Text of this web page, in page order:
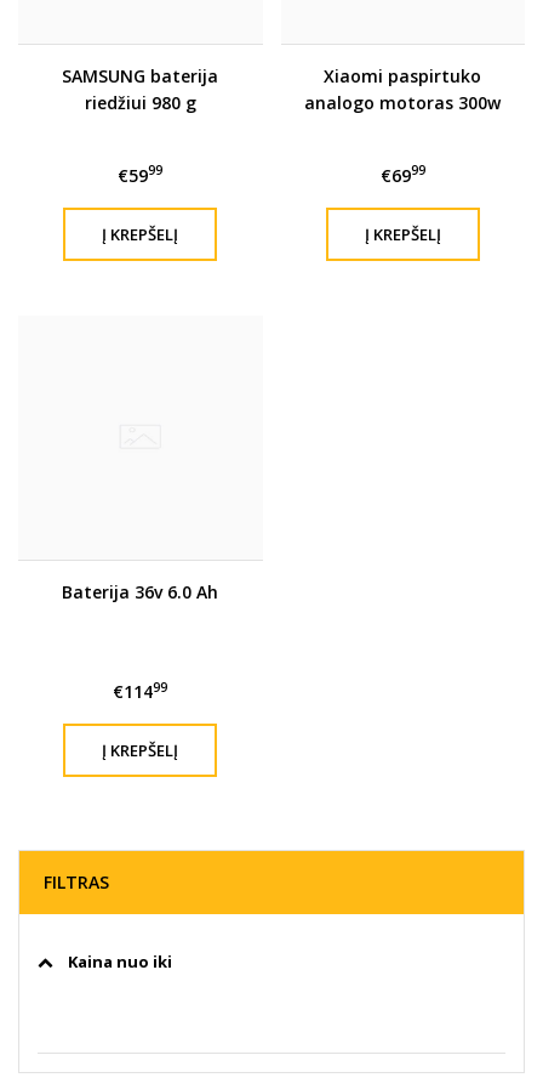
SAMSUNG baterija
riedžiui 980 g
€5999
Xiaomi paspirtuko
analogo motoras 300w
€6999
Baterija 36v 6.0 Ah
€11499
FILTRAS
Kaina nuo iki